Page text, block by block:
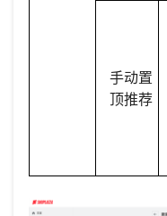
手动置
顶推荐